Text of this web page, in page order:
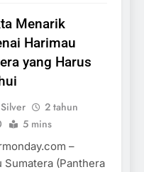
Menarik
Harimau
yang Harus
2 tahun
5 mins
–
Sumatera (Panthera